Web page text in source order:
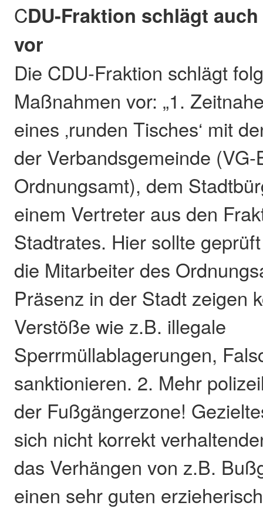
CDU-Fraktion schlägt
vor
Die CDU-Fraktion schlägt
Maßnahmen vor: „1.
eines ‚runden Tisches‘ mit
der Verbandsgemeinde
Ordnungsamt), dem
einem Vertreter aus den
Stadtrates. Hier sollte
die Mitarbeiter des
Präsenz in der Stadt zeigen
Verstöße wie z.B. illegale
Sperrmüllablagerungen,
sanktionieren. 2. Mehr
der Fußgängerzone!
sich nicht korrekt
das Verhängen von z.B.
einen sehr guten